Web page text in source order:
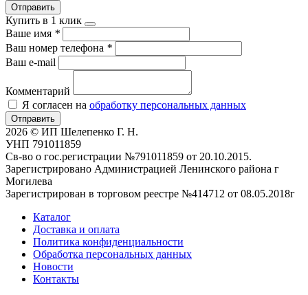
Отправить
Купить в 1 клик
Ваше имя *
Ваш номер телефона *
Ваш e-mail
Комментарий
Я согласен на обработку персональных данных
Отправить
2026 © ИП Шелепенко Г. Н.
УНП 791011859
Св-во о гос.регистрации №791011859 от 20.10.2015.
Зарегистрировано Администрацией Ленинского района г
Могилева
Зарегистрирован в торговом реестре №414712 от 08.05.2018г
Каталог
Доставка и оплата
Политика конфиденциальности
Обработка персональных данных
Новости
Контакты